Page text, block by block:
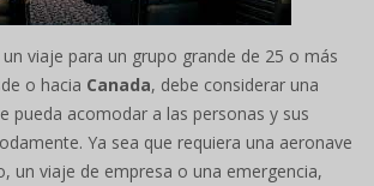
viaje para un grupo grande de 25 o más
o hacia Canada, debe considerar una
pueda acomodar a las personas y sus
Ya sea que requiera una aeronave
un viaje de empresa o una emergencia,